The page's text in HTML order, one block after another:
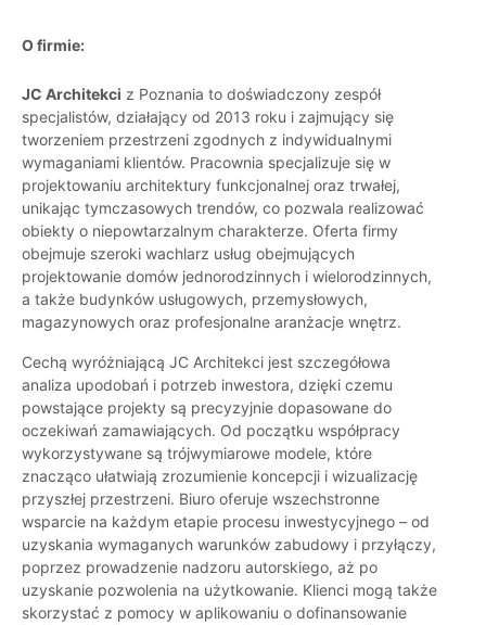
O firmie:
JC Architekci z Poznania to doświadczony zespół
specjalistów, działający od 2013 roku i zajmujący się
tworzeniem przestrzeni zgodnych z indywidualnymi
wymaganiami klientów. Pracownia specjalizuje się w
projektowaniu architektury funkcjonalnej oraz trwałej,
unikając tymczasowych trendów, co pozwala realizować
obiekty o niepowtarzalnym charakterze. Oferta firmy
obejmuje szeroki wachlarz usług obejmujących
projektowanie domów jednorodzinnych i wielorodzinnych,
a także budynków usługowych, przemysłowych,
magazynowych oraz profesjonalne aranżacje wnętrz.
Cechą wyróżniającą JC Architekci jest szczegółowa
analiza upodobań i potrzeb inwestora, dzięki czemu
powstające projekty są precyzyjnie dopasowane do
oczekiwań zamawiających. Od początku współpracy
wykorzystywane są trójwymiarowe modele, które
znacząco ułatwiają zrozumienie koncepcji i wizualizację
przyszłej przestrzeni. Biuro oferuje wszechstronne
wsparcie na każdym etapie procesu inwestycyjnego – od
uzyskania wymaganych warunków zabudowy i przyłączy,
poprzez prowadzenie nadzoru autorskiego, aż po
uzyskanie pozwolenia na użytkowanie. Klienci mogą także
skorzystać z pomocy w aplikowaniu o dofinansowanie